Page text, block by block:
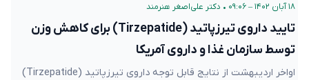
۱۸ آبان ۱۴۰۲ – ۰۹:۰۶ • دکتر علی‌اصغر هنرمند
تایید داروی تیرزپاتید (Tirzepatide) برای کاهش وزن
توسط سازمان غذا و داروی آمریکا
اواخر اردیبهشت از نتایج قابل توجه داروی تیرزپاتید (Tirzepatide)